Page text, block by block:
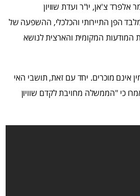
אלפרד צ'אן, יו"ר ועדת שוויון
הפן התיירותי והכלכלי, ההשפעה של
המודעות המקומית והארצית לנושא
אינם מוכרים. יחד עם זאת, תושבי האי
כי "הממשלה מחויבת לקדם שוויון